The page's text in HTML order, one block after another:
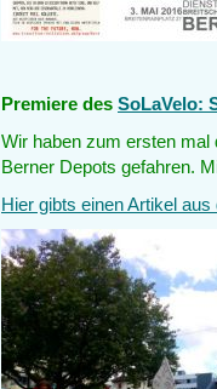
Premiere desSoLaVelo:
Wir haben zum ersten mal
Berner Depots gefahren.
Hier gibts einen Artikel